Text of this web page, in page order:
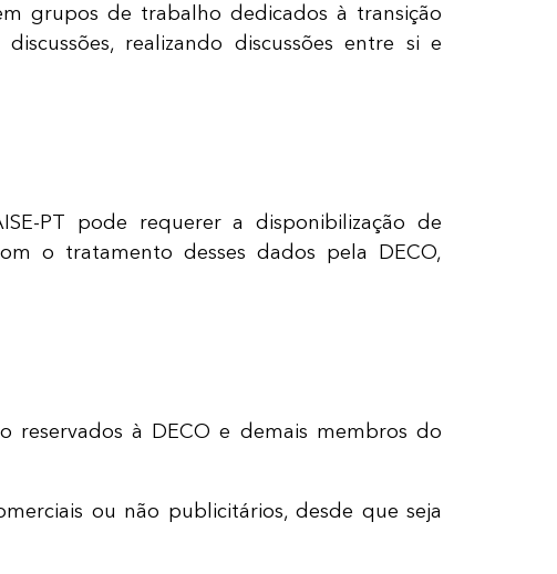
grupos de trabalho dedicados à transição
realizando discussões entre si e
PT pode requerer a disponibilização de
o tratamento desses dados pela DECO,
à DECO e demais membros do
ou não publicitários, desde que seja